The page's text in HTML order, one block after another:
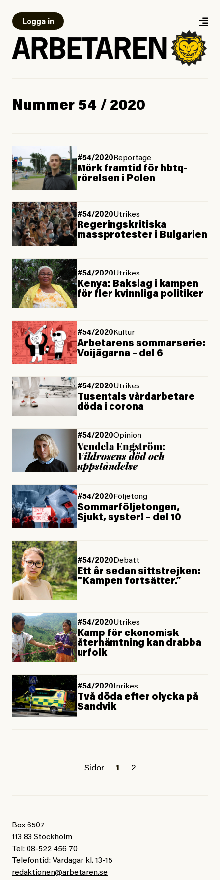
Logga in
Nummer 54 / 2020
#54/2020 Reportage
Mörk framtid för hbtq-
rörelsen i Polen
#54/2020Utrikes
Regeringskritiska
massprotester i Bulgarien
#54/2020Utrikes
Kenya: Bakslag i kampen
för fler kvinnliga politiker
#54/2020 Kultur
Arbetarens sommarserie:
Voijägarna – del 6
#54/2020Utrikes
Tusentals vårdarbetare
döda i corona
#54/2020Opinion
Vendela Engström:
Vildrosens död och
uppståndelse
#54/2020 Följetong
Sommarföljetongen,
Sjukt, syster! – del 10
#54/2020 Debatt
Ett år sedan sittstrejken:
”Kampen fortsätter.”
#54/2020Utrikes
Kamp för ekonomisk
återhämtning kan drabba
urfolk
#54/2020 Inrikes
Två döda efter olycka på
Sandvik
Sidor 1 2
Box 6507
113 83 Stockholm
Tel: 08-522 456 70
Telefontid: Vardagar kl. 13-15
redaktionen@arbetaren.se